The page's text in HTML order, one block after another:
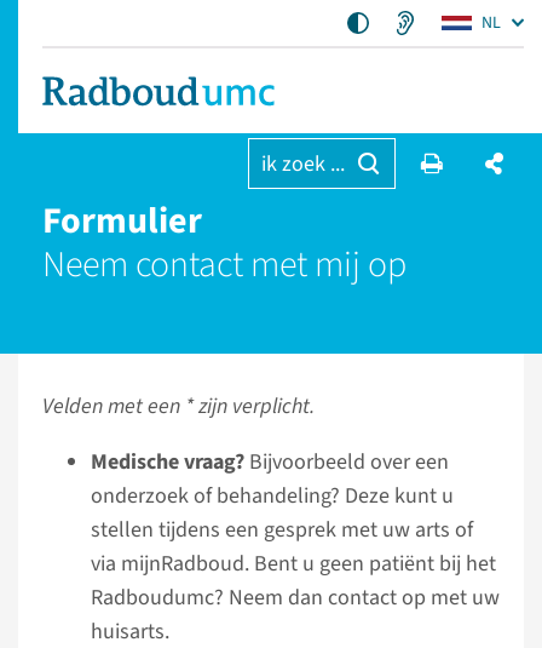
NL
ik zoek ...
Formulier
Neem contact met mij op
Velden met een * zijn verplicht.
Medische vraag? Bijvoorbeeld over een
onderzoek of behandeling? Deze kunt u
stellen tijdens een gesprek met uw arts of
via mijnRadboud. Bent u geen patiënt bij het
Radboudumc? Neem dan contact op met uw
huisarts.